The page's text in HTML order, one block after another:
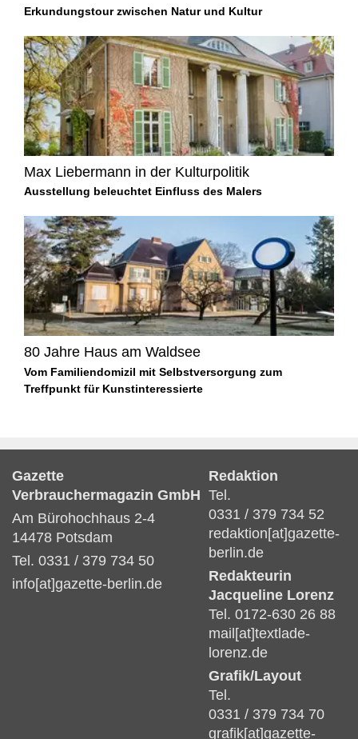
Erkundungstour zwischen Natur und Kultur
Max Liebermann in der Kulturpolitik
Ausstellung beleuchtet Einfluss des Malers
80 Jahre Haus am Waldsee
Vom Familiendomizil mit Selbstversorgung zum
Treffpunkt für Kunstinteressierte
Gazette
Verbrauchermagazin GmbH
Am Bürohochhaus 2-4
14478 Potsdam
Tel. 0331 / 379 734 50
info[at]gazette-berlin.de
Redaktion
Tel.
0331 / 379 734 52
redaktion[at]gazette-
berlin.de
Redakteurin
Jacqueline Lorenz
Tel. 0172-630 26 88
mail[at]textlade-
lorenz.de
Grafik/Layout
Tel.
0331 / 379 734 70
grafik[at]gazette-